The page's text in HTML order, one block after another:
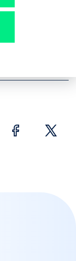
s garancí